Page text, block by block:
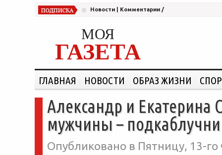
Новости Комментарии /
МОЯ
ГАЗЕТА
ГЛАВНАЯ НОВОСТИ ОБРАЗ ЖИЗНИ
Александр и
мужчины –
Опубликовано в Пятницу, 13-